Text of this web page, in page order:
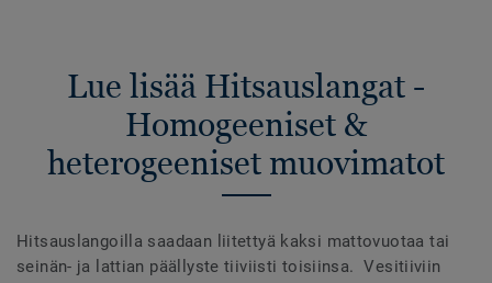
Lue lisää Hitsauslangat -
Homogeeniset &
heterogeeniset muovimatot
Hitsauslangoilla saadaan liitettyä kaksi mattovuotaa tai
seinän- ja lattian päällyste tiiviisti toisiinsa. Vesitiiviin